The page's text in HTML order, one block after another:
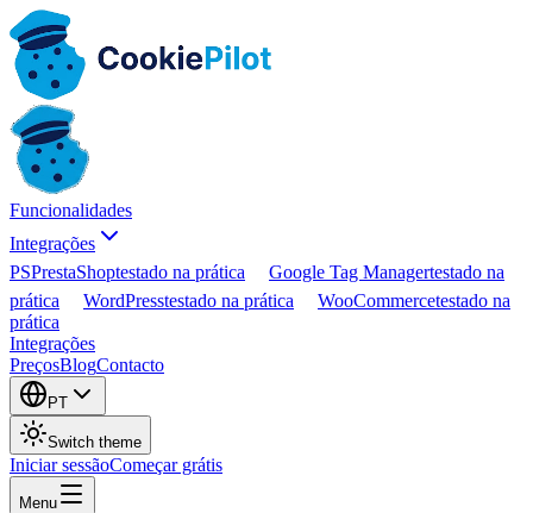
Funcionalidades
Integrações
PSPrestaShoptestado na prática Google Tag Managertestado na
prática
WordPresstestado na prática WooCommercetestado na
prática
Integrações
PreçosBlogContacto
PT
Switch theme
Iniciar sessãoComeçar grátis
Menu